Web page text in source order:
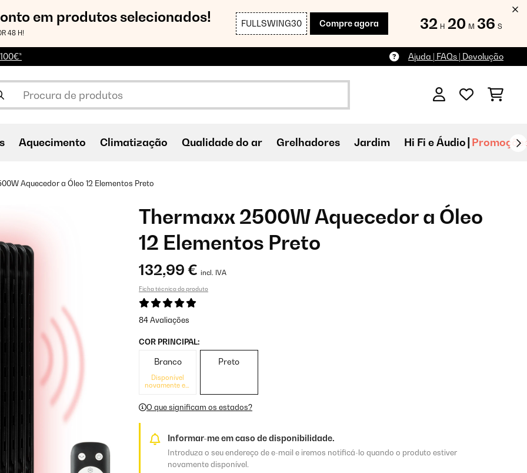
em produtos selecionados!
48 H!
FULLSWING30 Compre agora 32 H 20 M 35 S
Ajuda | FAQs | Devolução
Aquecimento Climatização Qualidade do ar Grelhadores Jardim Hi Fi e Áudio
Aquecedor a Óleo 12 Elementos Preto
Thermaxx 2500W Aquecedor a Óleo
12 Elementos Preto
132,99 € incl. IVA
Ficha técnica do produto
84 Avaliações
COR PRINCIPAL:
Branco
Disponível
novamente em
Preto
O que significam os estados?
Informar-me em caso de disponibilidade.
Introduza o seu endereço de e-mail e iremos notificá-lo quando o produto estiver
novamente disponível.